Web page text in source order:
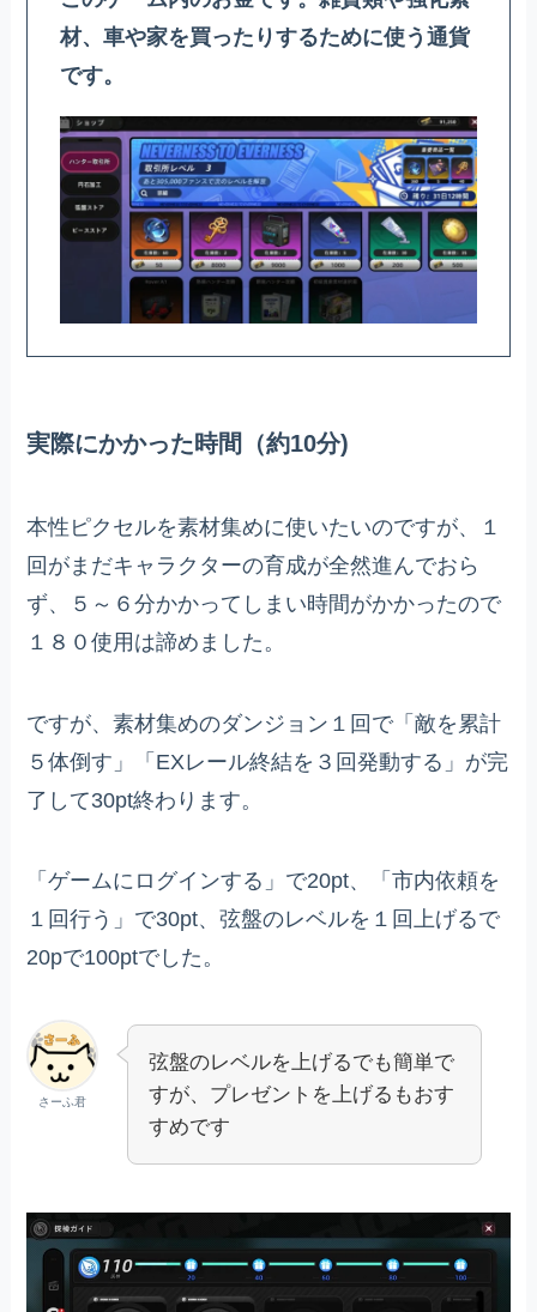
材、車や家を買ったりするために使う通貨
です。
実際にかかった時間（約10分)
本性ピクセルを素材集めに使いたいのですが、１
回がまだキャラクターの育成が全然進んでおら
ず、５～６分かかってしまい時間がかかったので
１８０使用は諦めました。
ですが、素材集めのダンジョン１回で「敵を累計
５体倒す」「EXレール終結を３回発動する」が完
了して30pt終わります。
「ゲームにログインする」で20pt、「市内依頼を
１回行う」で30pt、弦盤のレベルを１回上げるで
20pで100ptでした。
さーふ君
弦盤のレベルを上げるでも簡単で
すが、プレゼントを上げるもおす
すめです